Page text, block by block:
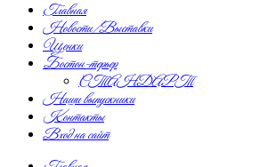
Главная
Новости/Выставки
Щенки
Бостон-терьер
СТАНДАРТ
Наши выпускники
Контакты
Вход на сайт